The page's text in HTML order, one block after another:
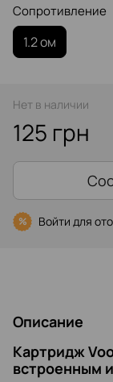
Сопротивление‌
1.2 ом
Нет в наличии
125 грн
% Войти для
Описание
Картридж
встроенным